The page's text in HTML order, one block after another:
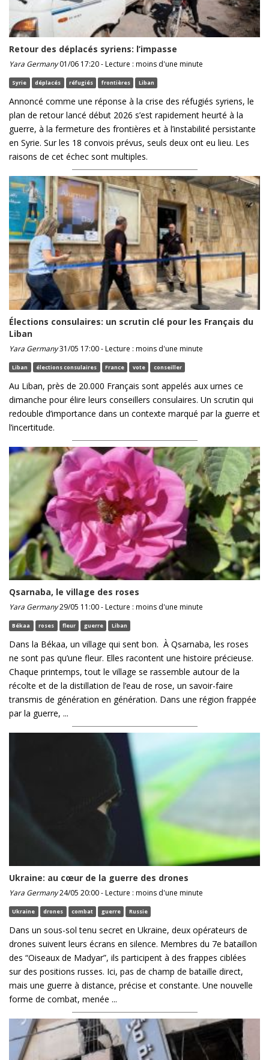
Retour des déplacés syriens: l’impasse
Yara Germany01/06 17:20 - Lecture : moins d'une minute
Syrie déplacés réfugiés frontières Liban
Annoncé comme une réponse à la crise des réfugiés syriens, le
plan de retour lancé début 2026 s’est rapidement heurté à la
guerre, à la fermeture des frontières et à l’instabilité persistante
en Syrie. Sur les 18 convois prévus, seuls deux ont eu lieu. Les
raisons de cet échec sont multiples.
Élections consulaires: un scrutin clé pour les Français du
Liban
Yara Germany31/05 17:00 - Lecture : moins d'une minute
Liban élections consulaires France vote conseiller
Au Liban, près de 20.000 Français sont appelés aux urnes ce
dimanche pour élire leurs conseillers consulaires. Un scrutin qui
redouble d’importance dans un contexte marqué par la guerre et
l’incertitude.
Qsarnaba, le village des roses
Yara Germany29/05 11:00 - Lecture : moins d'une minute
Békaa roses fleur guerre Liban
Dans la Békaa, un village qui sent bon. À Qsarnaba, les roses
ne sont pas qu’une fleur. Elles racontent une histoire précieuse.
Chaque printemps, tout le village se rassemble autour de la
récolte et de la distillation de l’eau de rose, un savoir-faire
transmis de génération en génération. Dans une région frappée
par la guerre, ...
Ukraine: au cœur de la guerre des drones
Yara Germany24/05 20:00 - Lecture : moins d'une minute
Ukraine drones combat guerre Russie
Dans un sous-sol tenu secret en Ukraine, deux opérateurs de
drones suivent leurs écrans en silence. Membres du 7e bataillon
des “Oiseaux de Madyar”, ils participent à des frappes ciblées
sur des positions russes. Ici, pas de champ de bataille direct,
mais une guerre à distance, précise et constante. Une nouvelle
forme de combat, menée ...